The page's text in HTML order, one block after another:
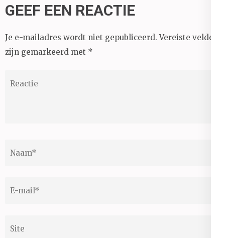
GEEF EEN REACTIE
Je e-mailadres wordt niet gepubliceerd. Vereiste velden
zijn gemarkeerd met *